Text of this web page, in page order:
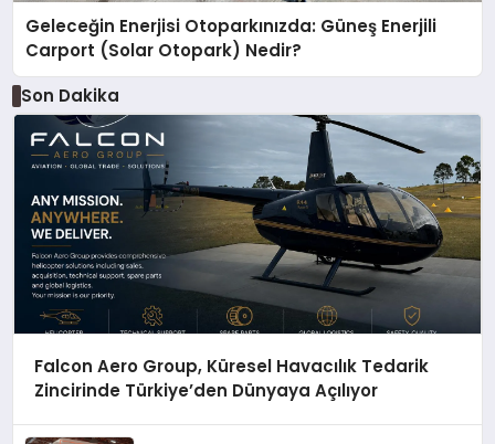
Geleceğin Enerjisi Otoparkınızda: Güneş Enerjili
Carport (Solar Otopark) Nedir?
Son Dakika
Falcon Aero Group, Küresel Havacılık Tedarik
Zincirinde Türkiye’den Dünyaya Açılıyor